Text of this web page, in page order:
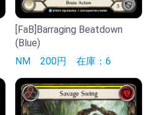
[FaB]Barraging Beatdown
(Blue)
NM 200円 在庫：6